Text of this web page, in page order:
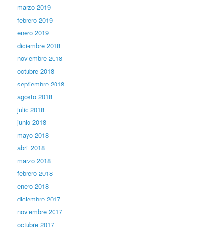
marzo 2019
febrero 2019
enero 2019
diciembre 2018
noviembre 2018
octubre 2018
septiembre 2018
agosto 2018
julio 2018
junio 2018
mayo 2018
abril 2018
marzo 2018
febrero 2018
enero 2018
diciembre 2017
noviembre 2017
octubre 2017